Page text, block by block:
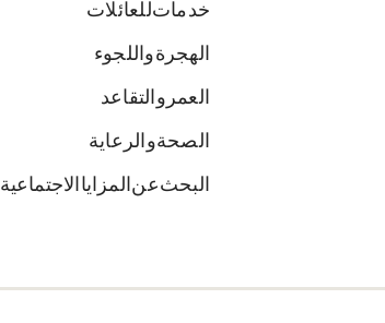
خدمات للعائلات
الهجرة واللجوء
العمر والتقاعد
الصحة والرعاية
البحث عن المزايا الاجتماعية